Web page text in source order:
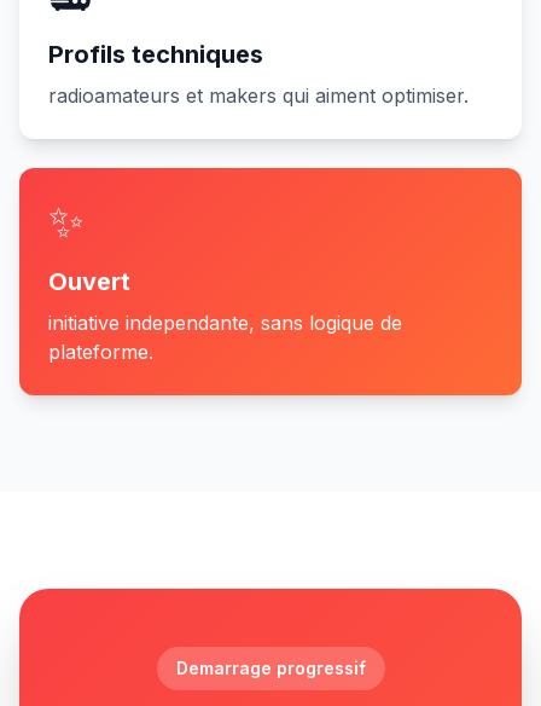
Profils techniques
radioamateurs et makers qui aiment optimiser.
✨
Ouvert
initiative independante, sans logique de
plateforme.
Demarrage progressif